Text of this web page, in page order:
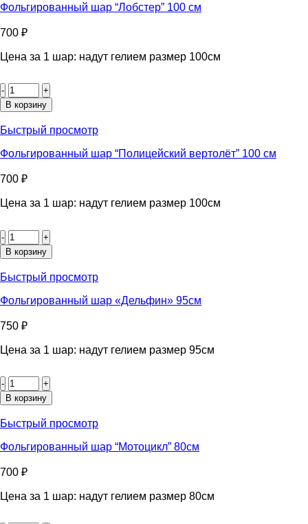
см
Фольгированный шар “Лобстер” 100 см
700 ₽
Цена за 1 шар: надут гелием размер 100см
товара
Фольгированный
"Лобстер"
см
В корзину
Быстрый просмотр
Фольгированный шар “Полицейский вертолёт” 100 см
700 ₽
Цена за 1 шар: надут гелием размер 100см
товара
Фольгированный
шар
“Полицейский
100
В корзину
Быстрый просмотр
Фольгированный шар «Дельфин» 95см
750 ₽
Цена за 1 шар: надут гелием размер 95см
товара
Фольгированный
«Дельфин»
В корзину
Быстрый просмотр
Фольгированный шар “Мотоцикл” 80см
700 ₽
Цена за 1 шар: надут гелием размер 80см